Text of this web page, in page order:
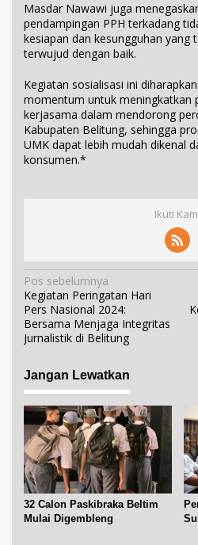
Masdar Nawawi juga
pendampingan PPH terkadang
kesiapan dan kesungguhan yang
terwujud dengan baik.
Kegiatan sosialisasi ini
momentum untuk meningkatkan
kerjasama dalam mendorong
Kabupaten Belitung, sehingga
UMK dapat lebih mudah dikenal
konsumen.*
Ikuti
N
a
v
i
a
s
i
p
o
s
Pos sebelumnya
Kegiatan Peringatan Hari
Pers Nasional 2024:
Bersama Menjaga Integritas
Jurnalistik di Belitung
Jangan Lewatkan
32 Calon Paskibraka Beltim
Mulai Digembleng